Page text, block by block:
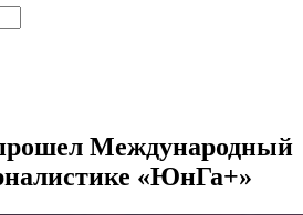
Международный
«ЮнГа+»